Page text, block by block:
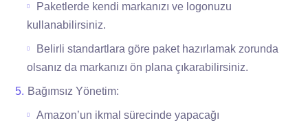
Paketlerde kendi markanızı ve logonuzu
kullanabilirsiniz.
Belirli standartlara göre paket hazırlamak zorunda
olsanız da markanızı ön plana çıkarabilirsiniz.
Bağımsız Yönetim:
Amazon’un ikmal sürecinde yapacağı